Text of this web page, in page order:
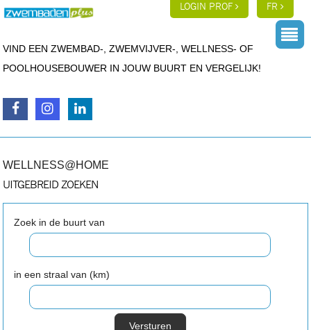
LOGIN PROF FR
VIND EEN ZWEMBAD-, ZWEMVIJVER-, WELLNESS- OF
POOLHOUSEBOUWER IN JOUW BUURT EN VERGELIJK!
WELLNESS@HOME
UITGEBREID ZOEKEN
Zoek in de buurt van
in een straal van (km)